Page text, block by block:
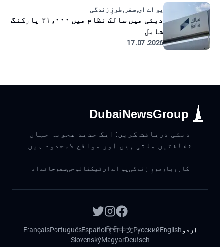
یو اے ای, سفر, طرزِ زندگی
دبئی میں سالک نظام میں ۲۱،۰۰۰ پارکنگ
شامل
2026. 07. 17
DubaiNewsGroup
دبئی دریافت کریں: ایک جدید عجوبہ جہاں
ثقافتیں ملتی ہیں اور مواقع لامحدود ہیں
کاروبار طرزِ زندگی یو اے ایٹیکنالوجیسفر جائداد
اردو English
Русский
中文
हिंदी
Español
Português
Français
Deutsch
Magyar
Slovenský